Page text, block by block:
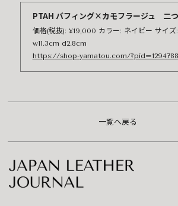
PTAH バフィング×カモフラージュ 二
価格(税抜): ¥19,000 カラー: ネイビー サイ
w11.3cm d2.8cm
https://shop-yamatou.com/
一覧へ戻る